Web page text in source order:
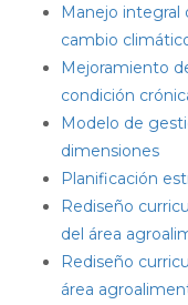
Manejo integral
cambio
Mejoramiento
condición
Modelo de
dimensiones
Planificación
Rediseño
del área
Rediseño
área